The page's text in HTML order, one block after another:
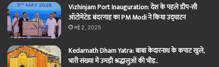
Vizhinjam Port Inauguration: देश के पहले डीप-सी
ऑटोमेटेड बंदरगाह का PM Modi ने किया उद्घाटन
मई 2, 2025
Kedarnath Dham Yatra: बाबा केदारनाथ के कपाट खुले,
भारी संख्या में उमड़ी श्रद्धालुओं की भीड़..